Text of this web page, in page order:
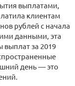
выплатами,
клиентам
рублей с начала
данными, эта
за 2019
день — это